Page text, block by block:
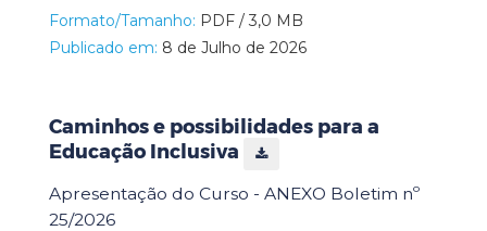
Formato/Tamanho: PDF / 3,0 MB
Publicado em: 8 de Julho de 2026
Caminhos e possibilidades para a
Educação Inclusiva
Apresentação do Curso - ANEXO Boletim nº
25/2026